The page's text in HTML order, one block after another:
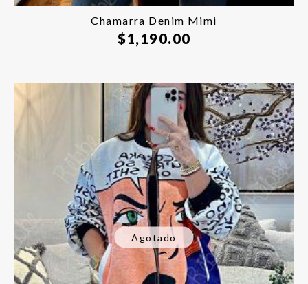
Chamarra Denim Mimi
$1,190.00
Agotado